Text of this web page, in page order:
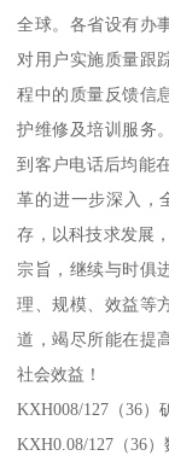
全球。各省设有办
对用户实施质量跟
程中的质量反馈信
护维修及培训服务
到客户电话后均能
革的进一步深入，
存，以科技求发展
宗旨，继续与时俱
理、规模、效益等
道，竭尽所能在提
社会效益！
KXH008/127（36
KXH0.08/127（36